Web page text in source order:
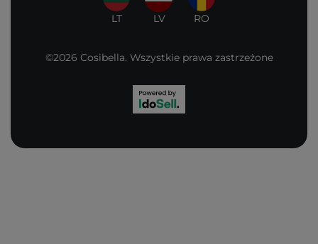
LT LV RO
©2026 Cosibella. Wszystkie prawa zastrzeżone